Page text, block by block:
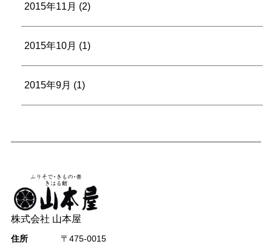
2015年11月 (2)
2015年10月 (1)
2015年9月 (1)
株式会社 山本屋
住所
〒475-0015